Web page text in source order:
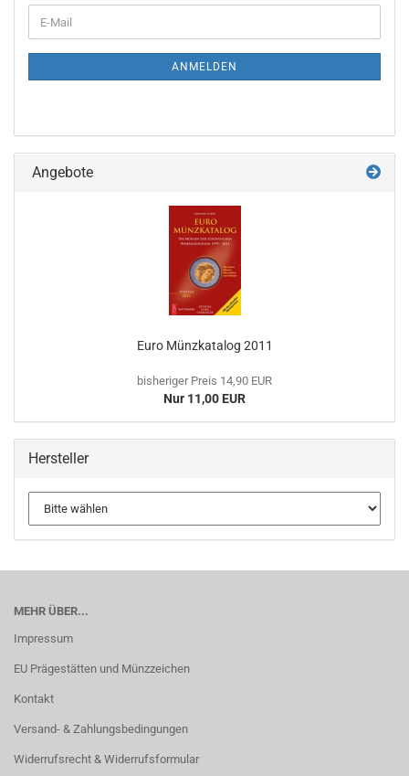
ZUR
E-
Mail
ANMELDEN
Angebote
Euro Münz­ka­ta­log 2011
bisheriger Preis 14,90 EUR
Nur 11,00 EUR
Hersteller
MEHR ÜBER...
Impressum
EU Prägestätten und Münzzeichen
Kontakt
Versand- & Zahlungsbedingungen
Widerrufsrecht & Widerrufsformular